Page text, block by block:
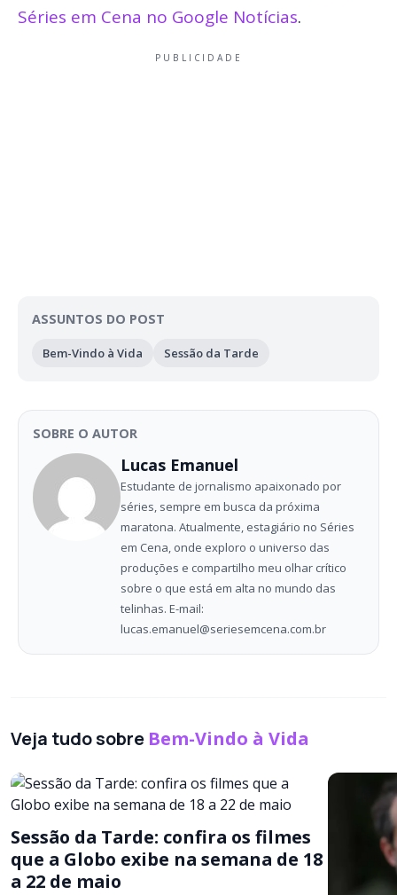
Séries em Cena no Google Notícias.
PUBLICIDADE
ASSUNTOS DO POST
Bem-Vindo à Vida Sessão da Tarde
SOBRE O AUTOR
Lucas Emanuel
Estudante de jornalismo apaixonado por
séries, sempre em busca da próxima
maratona. Atualmente, estagiário no Séries
em Cena, onde exploro o universo das
produções e compartilho meu olhar crítico
sobre o que está em alta no mundo das
telinhas. E-mail:
lucas.emanuel@seriesemcena.com.br
Veja tudo sobre Bem-Vindo à Vida
Sessão da Tarde: confira os filmes
que a Globo exibe na semana de 18
a 22 de maio